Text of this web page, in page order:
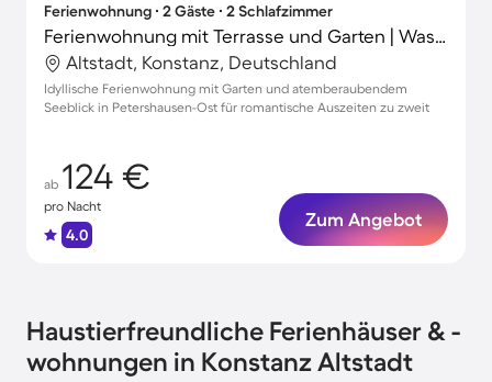
Ferienwohnung ∙ 2 Gäste ∙ 2 Schlafzimmer
Ferienwohnung mit Terrasse und Garten | Wasserblick | Ideal für Homeoffice
Altstadt, Konstanz, Deutschland
Idyllische Ferienwohnung mit Garten und atemberaubendem
Seeblick in Petershausen-Ost für romantische Auszeiten zu zweit
ab 124 €
pro Nacht
4.0
Zum Angebot
Haustierfreundliche Ferienhäuser & -
wohnungen in Konstanz Altstadt